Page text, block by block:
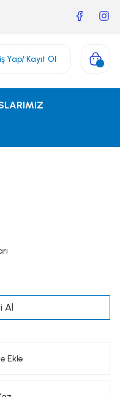
Yap/ Kayıt Ol
Al